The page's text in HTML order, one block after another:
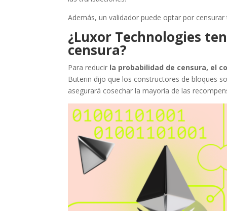
Además, un validador puede optar por
¿Luxor Technologies
censura?
Para reducir la probabilidad de censura, el
Buterin dijo que los constructores de bloques
asegurará cosechar la mayoría de las